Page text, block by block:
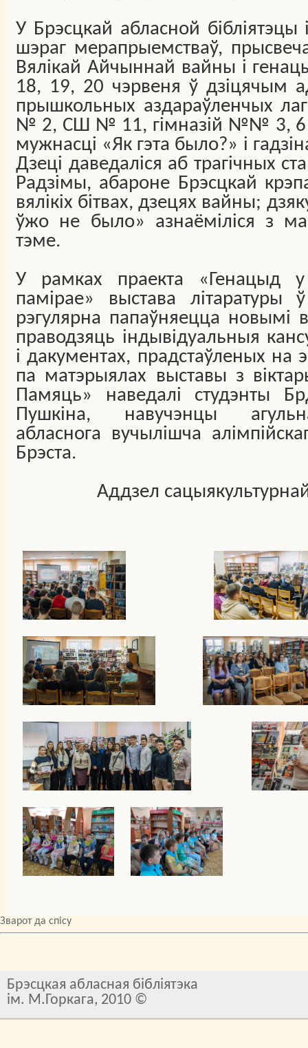
У Брэсцкай абласной
шэраг мерапрыемстваў,
Вялікай Айчыннай вайны і
18, 19, 20 чэрвеня ў дзіцячым
прышкольных аздараўленчых
№ 2, СШ № 11, гімназій №№ 3, 6 г.
мужнасці «Як гэта было?» і
Дзеці даведаліся аб трагічных
Радзімы, абароне Брэсцкай
вялікіх бітвах, дзецях вайны;
ўжо не было» азнаёміліся з
тэме.
У рамках праекта «Генацыд
памірае» выстава
рэгулярна папаўняецца новымі
праводзяць індывідуальныя
і дакументах, прадстаўленых на
па матэрыялах выставы з
Памяць» наведалі студэнты
Пушкіна, навучэнцы
абласнога вучылішча
Брэста.
Аддзел
Зварот да спісу
Брэсцкая абласная бібліятэка
ім. М.Горкага, 2010 ©